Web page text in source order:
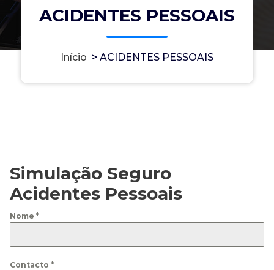
ACIDENTES PESSOAIS
Início > ACIDENTES PESSOAIS
Simulação Seguro
Acidentes Pessoais
Nome *
Contacto *